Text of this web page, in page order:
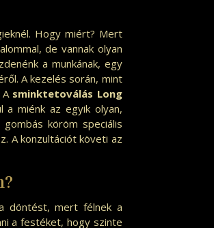
Hogy miért? Mert
de vannak olyan
a munkának, egy
A kezelés során, mint
sminktetoválás Long
a miénk az egyik olyan,
gombás köröm speciális
A konzultációt követi az
döntést, mert félnek a
a festéket, hogy szinte